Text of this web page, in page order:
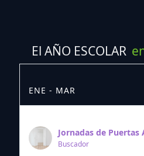
El AÑO ESCOLAR
ENE - MAR
Jornadas de Puertas
Buscador